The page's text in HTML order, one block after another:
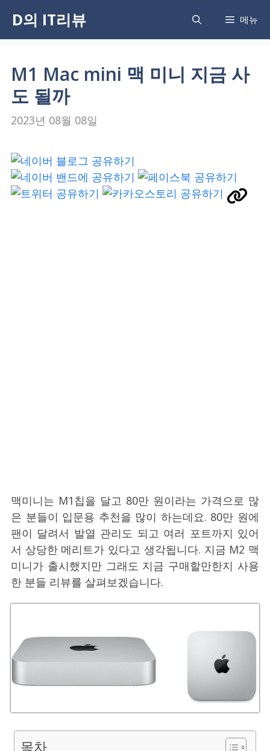
content
D의 IT리뷰 메뉴
M1 Mac mini 맥 미니 지금 사
도 될까
2023년 08월 08일
맥미니는 M1칩을 달고 80만 원이라는 가격으로 많
은 분들이 입문용 추천을 많이 하는데요. 80만 원에
팬이 달려서 발열 관리도 되고 여러 포트까지 있어
서 상당한 메리트가 있다고 생각됩니다. 지금 M2 맥
미니가 출시했지만 그래도 지금 구매할만한지 사용
한 분들 리뷰를 살펴보겠습니다.
목차